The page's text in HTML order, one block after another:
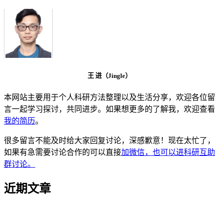
王 进（Jingle）
本网站主要用于个人科研方法整理以及生活分享，欢迎各位留
言一起学习探讨，共同进步。如果想更多的了解我，欢迎查看
我的简历。
很多留言不能及时给大家回复讨论，深感歉意！现在太忙了，
如果有急需要讨论合作的可以直接加微信，也可以进科研互助
群讨论。
近期文章